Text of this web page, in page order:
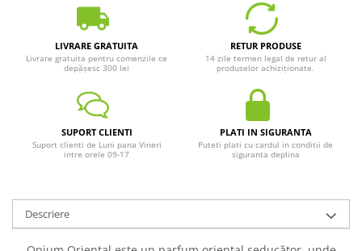
LIVRARE GRATUITA
Livrare gratuita pentru comenzile ce
depășesc 300 lei
RETUR PRODUSE
14 zile termen legal de retur al
produselor achiziționate.
SUPORT CLIENTI
Suport clienti de Luni pana Vineri
intre orele 09-17
PLATI IN SIGURANTA
Puteti plati cu cardul in conditii de
siguranta deplina
Descriere